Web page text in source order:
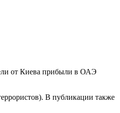
от Киева прибыли в ОАЭ
В публикации также